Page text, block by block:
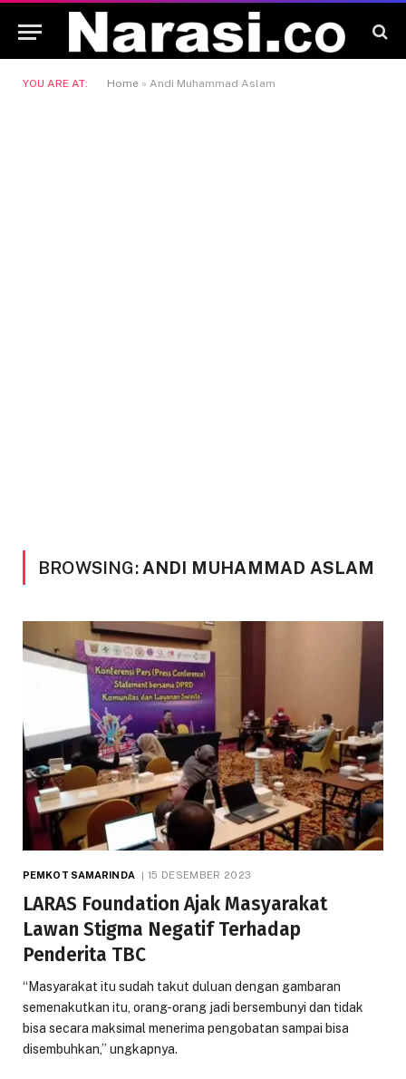
YOU ARE AT: Home » Andi Muhammad Aslam
BROWSING: ANDI MUHAMMAD ASLAM
PEMKOT SAMARINDA 15 DESEMBER 2023
LARAS Foundation Ajak Masyarakat
Lawan Stigma Negatif Terhadap
Penderita TBC
“Masyarakat itu sudah takut duluan dengan gambaran
semenakutkan itu, orang-orang jadi bersembunyi dan tidak
bisa secara maksimal menerima pengobatan sampai bisa
disembuhkan,” ungkapnya.